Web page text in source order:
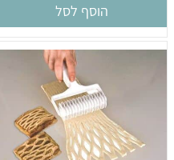
הוסף לסל